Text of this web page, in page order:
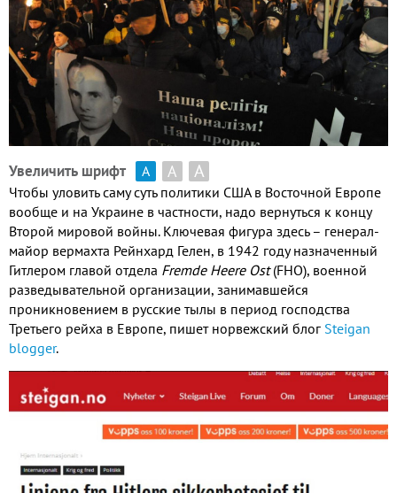
Увеличить шрифт А А А
Чтобы уловить саму суть политики США в Восточной Европе
вообще и на Украине в частности, надо вернуться к концу
Второй мировой войны. Ключевая фигура здесь – генерал-
майор вермахта Рейнхард Гелен, в 1942 году назначенный
Гитлером главой отдела Fremde Heere Ost (FHO), военной
разведывательной организации, занимавшейся
проникновением в русские тылы в период господства
Третьего рейха в Европе, пишет норвежский блог Steigan
blogger.